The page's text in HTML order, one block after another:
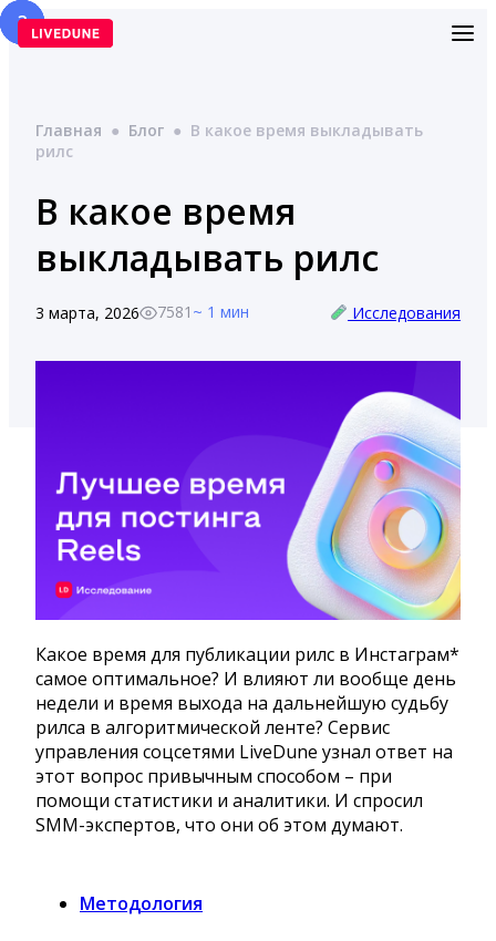
Перейти
к
Главная ● Блог ● В какое время выкладывать
рилс
В какое время
выкладывать рилс
3 марта, 2026 7581 ~ 1 мин Исследования
Какое время для публикации рилс в Инстаграм*
самое оптимальное? И влияют ли вообще день
недели и время выхода на дальнейшую судьбу
рилса в алгоритмической ленте? Сервис
управления соцсетями LiveDune узнал ответ на
этот вопрос привычным способом – при
помощи статистики и аналитики. И спросил
SMM-экспертов, что они об этом думают.
Методология